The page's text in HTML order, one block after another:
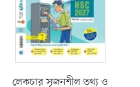
লেকচার সৃজনশীল তথ্য ও